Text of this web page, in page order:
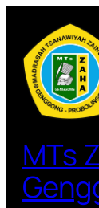
konten
MTs